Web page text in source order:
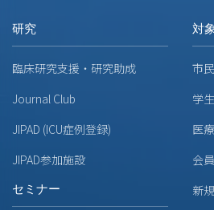
研究
臨床研究支援・研究助成
Journal Club
JIPAD (ICU症例登録)
JIPAD参加施設
セミナー
対
市
学
医
会
新